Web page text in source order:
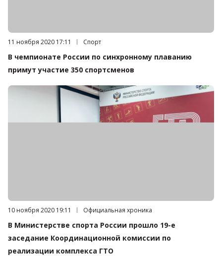
Дата публикации:
11 ноября 2020 17:11 Категория:
Спорт
В чемпионате России по синхронному плаванию
примут участие 350 спортсменов
Дата публикации:
10 ноября 2020 19:11 Категория:
Официальная хроника
В Министерстве спорта России прошло 19-е
заседание Координационной комиссии по
реализации комплекса ГТО